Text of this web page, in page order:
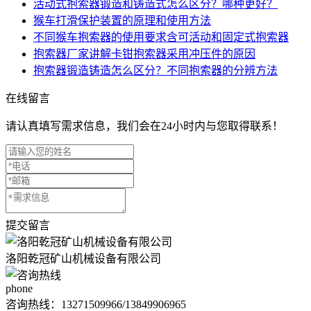
活动式抱索器锻造和铸造式怎么区分？哪种更好？
猴车打滑保护装置的原理和使用方法
不同猴车抱索器的使用要求含可活动和固定式抱索器
抱索器厂家讲解卡钳抱索器采用冲压件的原因
抱索器锻造铸造怎么区分？不同抱索器的分辨方法
在线留言
请认真填写需求信息，我们会在24小时内与您取得联系！
提交留言
洛阳乾冠矿山机械设备有限公司
phone
咨询热线： 13271509966/13849906965